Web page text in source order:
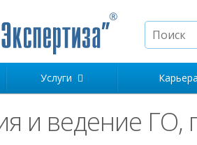
Услуги
и ведение